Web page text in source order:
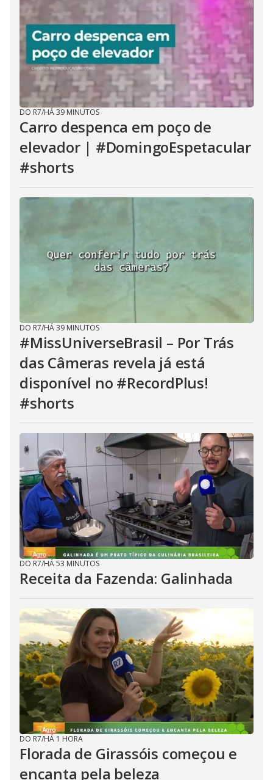
DO R7/HÁ 39 MINUTOS
Carro despenca em poço de
elevador | #DomingoEspetacular
#shorts
DO R7/HÁ 39 MINUTOS
#MissUniverseBrasil – Por Trás
das Câmeras revela já está
disponível no #RecordPlus!
#shorts
DO R7/HÁ 53 MINUTOS
Receita da Fazenda: Galinhada
DO R7/HÁ 1 HORA
Florada de Girassóis começou e
encanta pela beleza